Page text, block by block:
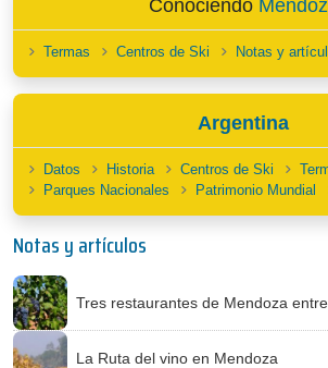
Conociendo
Termas Centros de Ski Notas y
Argentina
Datos Historia Centros de Ski
Parques Nacionales
Patrimonio Mundial
Notas y artículos
Tres restaurantes de Mendoza
La Ruta del vino en Mendoza